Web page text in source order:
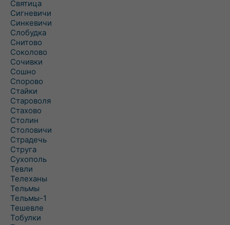
Святица
Сигневичи
Синкевичи
Слобудка
Снитово
Соколово
Сочивки
Сошно
Спорово
Стайки
Староволя
Стахово
Столин
Столовичи
Страдечь
Струга
Сухополь
Тевли
Телеханы
Тельмы
Тельмы-1
Тешевле
Тобулки